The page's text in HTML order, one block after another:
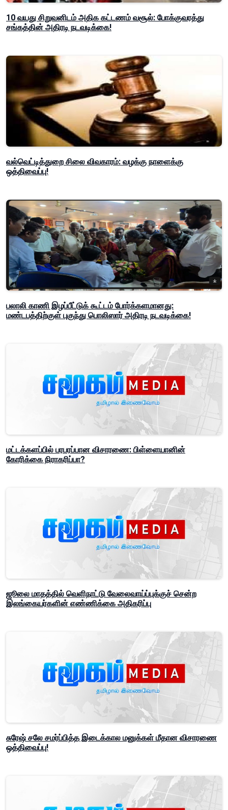
10 வயது சிறுவனிடம் அதிக கட்டணம் வசூல்: போக்குவரத்து
சங்கத்தின் அதிரடி நடவடிக்கை!
வல்வெட்டித்துறை சிலை விவகாரம்: வழக்கு நாளைக்கு
ஒத்திவைப்பு!
பலாலி காணி இழப்பீட்டுக் கூட்டம் போர்க்களமானது:
மண்டபத்திற்குள் புகுந்து பொலிஸார் அதிரடி நடவடிக்கை!
மட்டக்களப்பில் பரபரப்பான விசாரணை: பிள்ளையானின்
கோரிக்கை நிராகரிப்பா?
ஜூலை மாதத்தில் வெளிநாட்டு வேலைவாய்ப்புக்குச் சென்ற
இலங்கையர்களின் எண்ணிக்கை அதிகரிப்பு
சுரேஷ் சலே சமர்ப்பித்த இடைக்கால மனுக்கள் மீதான விசாரணை
ஒத்திவைப்பு!